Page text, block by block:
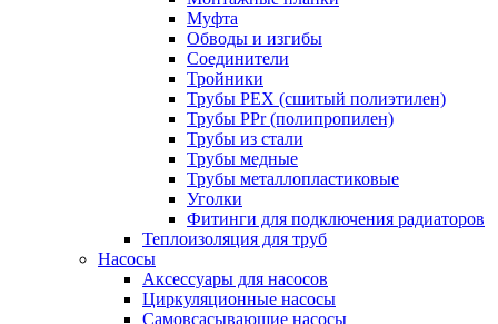
Муфта
Обводы и изгибы
Соединители
Тройники
Трубы PEX (сшитый полиэтилен)
Трубы PPr (полипропилен)
Трубы из стали
Трубы медные
Трубы металлопластиковые
Уголки
Фитинги для подключения радиаторов
Теплоизоляция для труб
Насосы
Аксессуары для насосов
Циркуляционные насосы
Самовсасывающие насосы